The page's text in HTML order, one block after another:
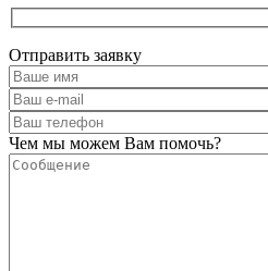
Отправить заявку
Чем мы можем Вам помочь?